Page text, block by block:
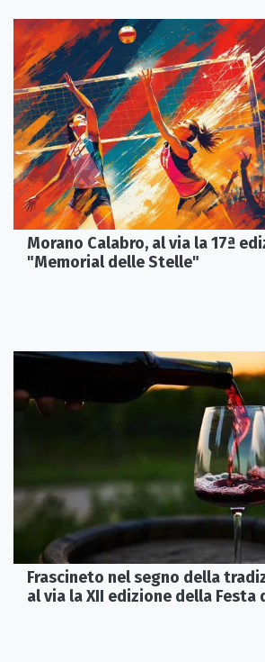
Morano Calabro, al via la 17ª
"Memorial delle Stelle"
Frascineto nel segno della
al via la XII edizione della Festa